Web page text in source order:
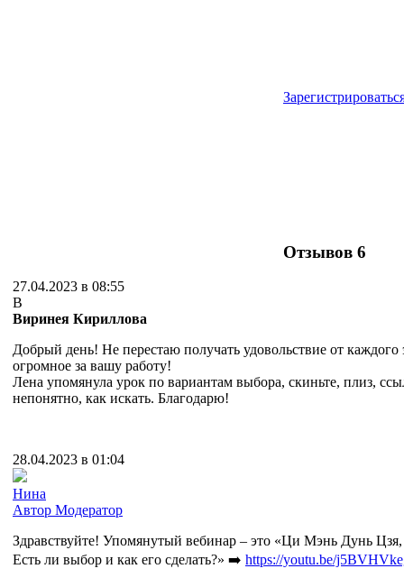
Отзывов 6
27.04.2023 в 08:55
В
Виринея Кириллова
Добрый день! Не перестаю получать удовольствие от
огромное за вашу работу!
Лена упомянула урок по вариантам выбора, скиньте, плиз,
непонятно, как искать. Благодарю!
28.04.2023 в 01:04
Нина
Автор Модератор
Здравствуйте! Упомянутый вебинар – это «Ци Мэнь Дунь Цзя,
Есть ли выбор и как его сделать?» ➡️ https://youtu.be/